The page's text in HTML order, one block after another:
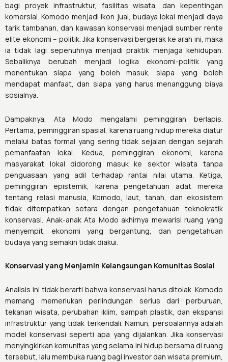
bagi proyek infrastruktur, fasilitas wisata, dan kepentingan
komersial. Komodo menjadi ikon jual, budaya lokal menjadi daya
tarik tambahan, dan kawasan konservasi menjadi sumber rente
elite ekonomi – politik. Jika konservasi bergerak ke arah ini, maka
ia tidak lagi sepenuhnya menjadi praktik menjaga kehidupan.
Sebaliknya berubah menjadi logika ekonomi-politik yang
menentukan siapa yang boleh masuk, siapa yang boleh
mendapat manfaat, dan siapa yang harus menanggung biaya
sosialnya.
Dampaknya, Ata Modo mengalami peminggiran berlapis.
Pertama, peminggiran spasial, karena ruang hidup mereka diatur
melalui batas formal yang sering tidak sejalan dengan sejarah
pemanfaatan lokal. Kedua, peminggiran ekonomi, karena
masyarakat lokal didorong masuk ke sektor wisata tanpa
penguasaan yang adil terhadap rantai nilai utama. Ketiga,
peminggiran epistemik, karena pengetahuan adat mereka
tentang relasi manusia, Komodo, laut, tanah, dan ekosistem
tidak ditempatkan setara dengan pengetahuan teknokratik
konservasi. Anak-anak Ata Modo akhirnya mewarisi ruang yang
menyempit, ekonomi yang bergantung, dan pengetahuan
budaya yang semakin tidak diakui.
Konservasi yang Menjamin Kelangsungan Komunitas Sosial
Analisis ini tidak berarti bahwa konservasi harus ditolak. Komodo
memang memerlukan perlindungan serius dari perburuan,
tekanan wisata, perubahan iklim, sampah plastik, dan ekspansi
infrastruktur yang tidak terkendali. Namun, persoalannya adalah
model konservasi seperti apa yang dijalankan. Jika konservasi
menyingkirkan komunitas yang selama ini hidup bersama di ruang
tersebut, lalu membuka ruang bagi investor dan wisata premium,